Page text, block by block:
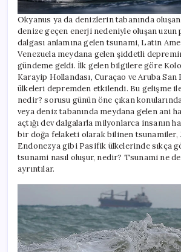
Okyanus ya da denizlerin tabanında
denize geçen enerji nedeniyle oluşan
dalgası anlamına gelen tsunami, Latin
Venezuela meydana gelen şiddetli
gündeme geldi. İlk gelen bilgilere göre
Karayip Hollandası, Curaçao ve Aruba San
ülkeleri depremden etkilendi. Bu gelişme
nedir? sorusu günün öne çıkan
veya deniz tabanında meydana gelen ani
açtığı dev dalgalarla milyonlarca insanın
bir doğa felaketi olarak bilinen tsunamiler,
Endonezya gibi Pasifik ülkelerinde sıkça
tsunami nasıl oluşur, nedir? Tsunami ne
ayrıntılar.